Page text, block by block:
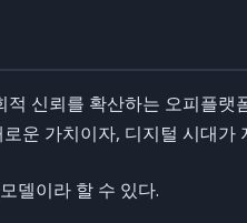
신뢰를 확산하는 오피플랫
운 가치이자, 디지털 시대
델이라 할 수 있다.